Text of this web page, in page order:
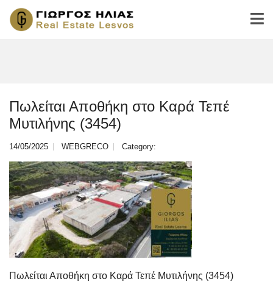
Πωλείται Αποθήκη στο Καρά Τεπέ
Μυτιλήνης (3454)
14/05/2025 WEBGRECO Category:
Πωλείται Αποθήκη στο Καρά Τεπέ Μυτιλήνης (3454)